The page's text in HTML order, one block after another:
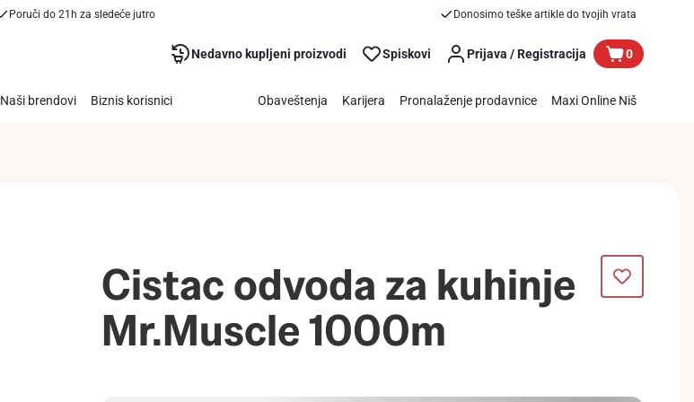
Poruči do 21h za sledeće jutro Donosimo teške artikle do tvojih vrata
Nedavno kupljeni proizvodi Spiskovi Prijava / Registracija 0
Naši brendovi Biznis korisnici Obaveštenja Karijera Pronalaženje prodavnice Maxi Online Niš
Cistac odvoda za kuhinje
Mr.Muscle 1000m